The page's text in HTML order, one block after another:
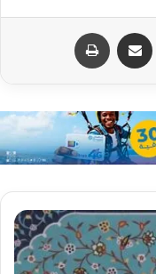
تيلقرام مشاركة عبر البريد